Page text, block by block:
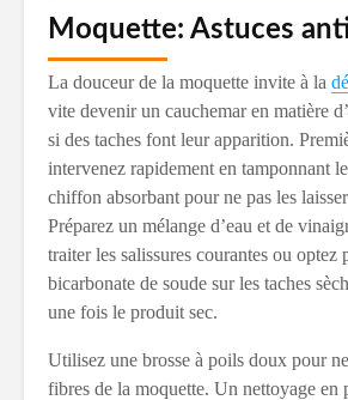
Moquette: Astuces
La douceur de la moquette invite à la
vite devenir un cauchemar en matière
si des taches font leur apparition.
intervenez rapidement en tamponnant
chiffon absorbant pour ne pas les
Préparez un mélange d’eau et de
traiter les salissures courantes ou optez
bicarbonate de soude sur les taches
une fois le produit sec.
Utilisez une brosse à poils doux pour
fibres de la moquette. Un nettoyage en